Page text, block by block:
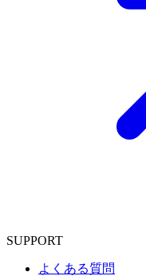
SUPPORT
よくある質問